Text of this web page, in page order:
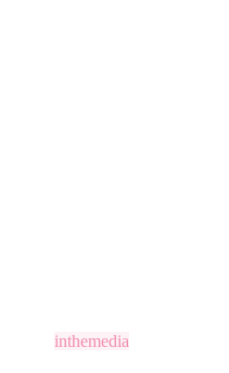
inthemedia